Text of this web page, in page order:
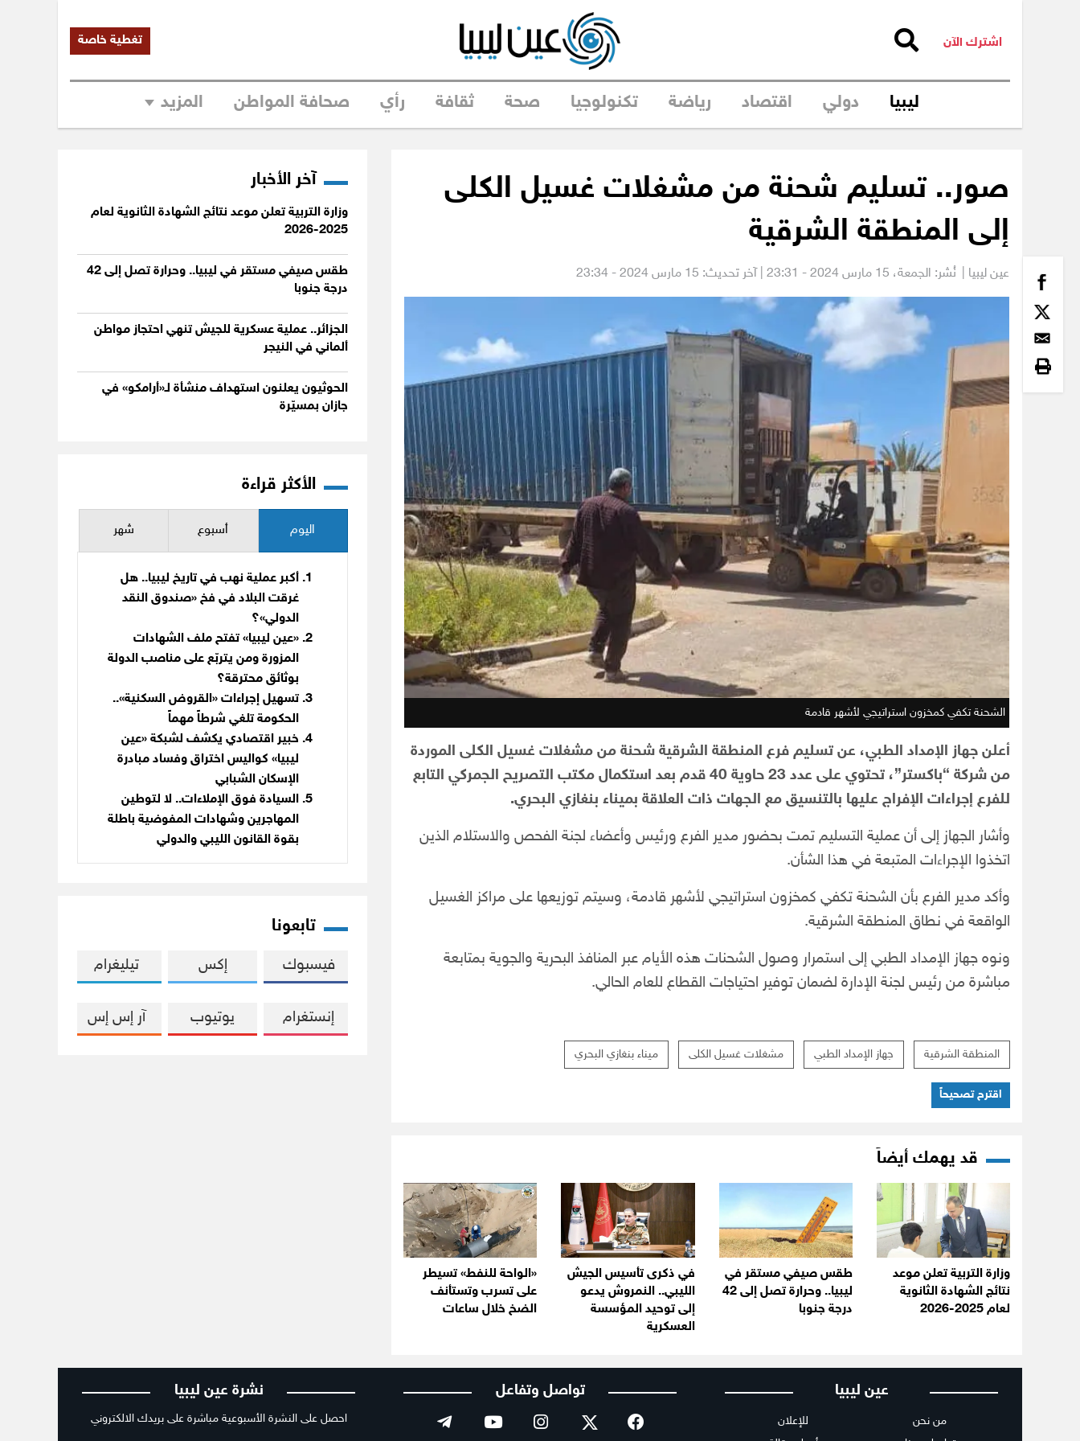
اشترك الآن تغطية خاصة
ليبيا دولي اقتصاد رياضة تكنولوجيا صحة ثقافة رأي صحافة المواطن المزيد
صور.. تسليم شحنة من مشغلات غسيل الكلى
إلى المنطقة الشرقية
عين ليبيا | نُشر: الجمعة، | آخر تحديث: 15 مارس 2024 - 23:34
الشحنة تكفي كمخزون استراتيجي لأشهر قادمة
أعلن جهاز الإمداد الطبي، عن تسليم فرع المنطقة الشرقية شحنة من مشغلات غسيل الكلى الموردة
من شركة “باكستر”، تحتوي على عدد 23 حاوية 40 قدم بعد استكمال مكتب التصريح الجمركي التابع
للفرع إجراءات الإفراج عليها بالتنسيق مع الجهات ذات العلاقة بميناء بنغازي البحري.
وأشار الجهاز إلى أن عملية التسليم تمت بحضور مدير الفرع ورئيس وأعضاء لجنة الفحص والاستلام الذين
اتخذوا الإجراءات المتبعة في هذا الشأن.
وأكد مدير الفرع بأن الشحنة تكفي كمخزون استراتيجي لأشهر قادمة، وسيتم توزيعها على مراكز الغسيل
الواقعة في نطاق المنطقة الشرقية.
ونوه جهاز الإمداد الطبي إلى استمرار وصول الشحنات هذه الأيام عبر المنافذ البحرية والجوية بمتابعة
مباشرة من رئيس لجنة الإدارة لضمان توفير احتياجات القطاع للعام الحالي.
المنطقة الشرقية جهاز الإمداد الطبي مشغلات غسيل الكلى ميناء بنغازي البحري
اقترح تصحيحاً
قد يهمك أيضاً
وزارة التربية تعلن موعد
نتائج الشهادة الثانوية
لعام 2025-2026
طقس صيفي مستقر في
ليبيا.. وحرارة تصل إلى 42
درجة جنوبا
في ذكرى تأسيس الجيش
الليبي.. النمروش يدعو
إلى توحيد المؤسسة
العسكرية
«الواحة للنفط» تسيطر
على تسرب وتستأنف
الضخ خلال ساعات
آخر الأخبار
وزارة التربية تعلن موعد نتائج الشهادة الثانوية لعام
2025-2026
طقس صيفي مستقر في ليبيا.. وحرارة تصل إلى 42
درجة جنوبا
الجزائر.. عملية عسكرية للجيش تنهي احتجاز مواطن
ألماني في النيجر
الحوثيون يعلنون استهداف منشأة لـ«أرامكو» في
جازان بمسيّرة
الأكثر قراءة
اليوم أسبوع شهر
أكبر عملية نهب في تاريخ ليبيا.. هل
غرقت البلاد في فخ «صندوق النقد
الدولي»؟
«عين ليبيا» تفتح ملف الشهادات
المزورة ومن يتربّع على مناصب الدولة
بوثائق محترقة؟
تسهيل إجراءات «القروض السكنية»..
الحكومة تلغي شرطاً مهماً
خبير اقتصادي يكشف لشبكة «عين
ليبيا» كواليس اختراق وفساد مبادرة
الإسكان الشبابي
السيادة فوق الإملاءات.. لا لتوطين
المهاجرين وشهادات المفوضية باطلة
بقوة القانون الليبي والدولي
تابعونا
فيسبوك إكس تيليغرام
إنستغرام يوتيوب آر إس إس
عين ليبيا
من نحن
للإعلان
تواصل وتفاعل نشرة عين ليبيا
احصل على النشرة الأسبوعية مباشرة على بريدك الالكتروني